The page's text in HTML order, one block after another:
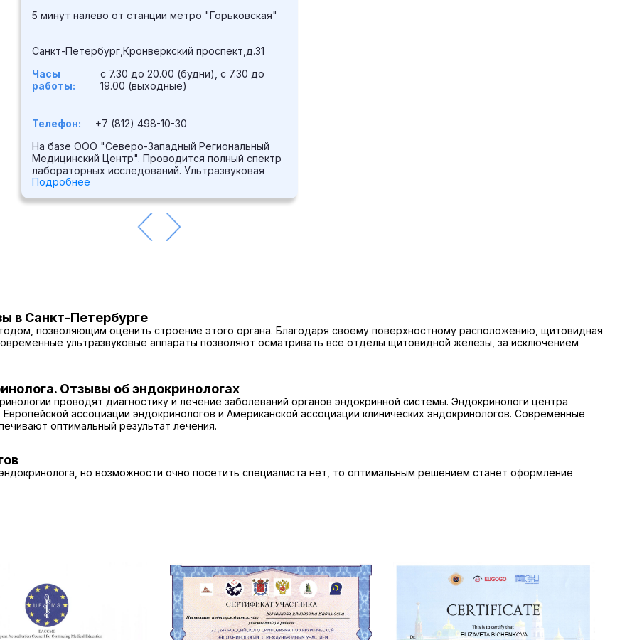
5 минут налево от станции метро "Горьковская"
Санкт-Петербург,Кронверкский проспект,д.31
Часы
работы:
с 7.30 до 20.00 (будни), с 7.30 до
19.00 (выходные)
Телефон:
+7 (812) 498-10-30
На базе ООО "Северо-Западный Региональный
Медицинский Центр". Проводится полный спектр
лабораторных исследований. Ультразвуковая
диагностика выполняется на аппарате высокого
функциональных исследований,
электрокардиография. В центре принимают врачи
широкого спектра специальностей: кардиолог,
эндокринолог, хирург-эндокринолог, гинеколог-
Подробнее
в Санкт-Петербурге
позволяющим оценить строение этого органа. Благодаря своему поверхностному расположению, щитовидная
ультразвуковые аппараты позволяют осматривать все отделы щитовидной железы, за исключением
Отзывы об эндокринологах
проводят диагностику и лечение заболеваний органов эндокринной системы. Эндокринологи центра
ассоциации эндокринологов и Американской ассоциации клинических эндокринологов. Современные
оптимальный результат лечения.
но возможности очно посетить специалиста нет, то оптимальным решением станет оформление